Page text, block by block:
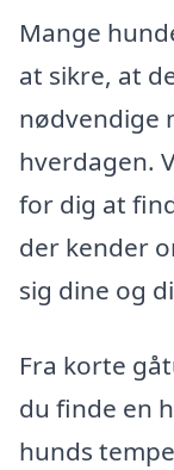
Mange
at sikre, at
nødvendige
hverdagen.
for dig at
der kender
sig dine og
Fra korte
du finde en
hunds